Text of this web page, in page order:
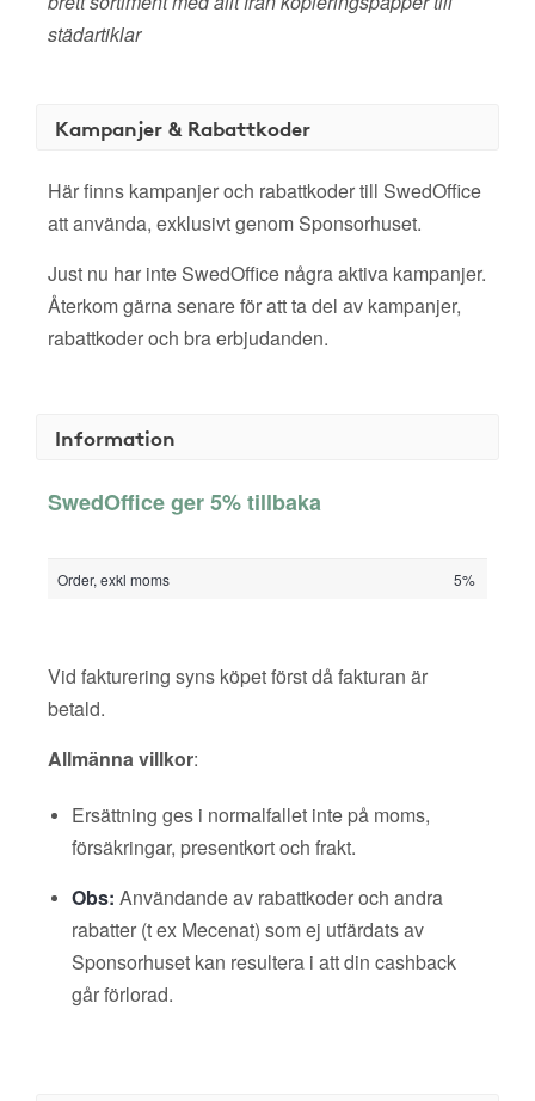
städartiklar
Kampanjer & Rabattkoder
Här finns kampanjer och rabattkoder till SwedOffice
att använda, exklusivt genom Sponsorhuset.
Just nu har inte SwedOffice några aktiva kampanjer.
Återkom gärna senare för att ta del av kampanjer,
rabattkoder och bra erbjudanden.
Information
SwedOffice ger 5% tillbaka
Order, exkl moms 5%
Vid fakturering syns köpet först då fakturan är
betald.
Allmänna villkor:
Ersättning ges i normalfallet inte på moms,
försäkringar, presentkort och frakt.
Obs: Användande av rabattkoder och andra
rabatter (t ex Mecenat) som ej utfärdats av
Sponsorhuset kan resultera i att din cashback
går förlorad.